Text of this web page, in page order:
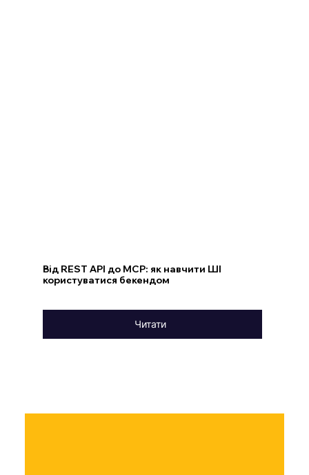
Від REST API до MCP: як навчити ШІ
користуватися бекендом
Читати